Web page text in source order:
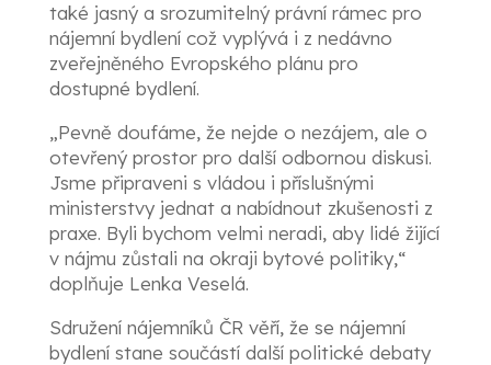
také jasný a srozumitelný právní rámec pro
nájemní bydlení což vyplývá i z nedávno
zveřejněného Evropského plánu pro
dostupné bydlení.
„Pevně doufáme, že nejde o nezájem, ale o
otevřený prostor pro další odbornou diskusi.
Jsme připraveni s vládou i příslušnými
ministerstvy jednat a nabídnout zkušenosti z
praxe. Byli bychom velmi neradi, aby lidé žijící
v nájmu zůstali na okraji bytové politiky,“
doplňuje Lenka Veselá.
Sdružení nájemníků ČR věří, že se nájemní
bydlení stane součástí další politické debaty